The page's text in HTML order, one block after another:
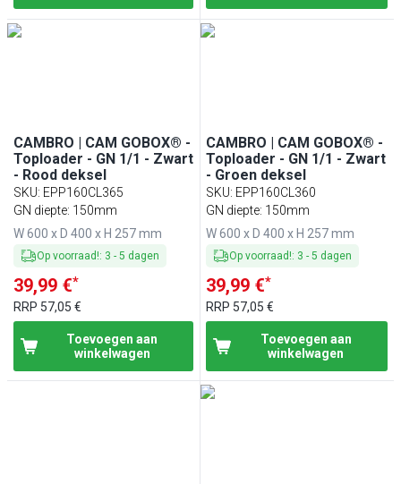
CAMBRO | CAM GOBOX® -
Toploader - GN 1/1 - Zwart
- Rood deksel
SKU: EPP160CL365
GN diepte: 150mm
W 600 x D 400 x H 257 mm
Op voorraad!: 3 - 5 dagen
39,99 €*
RRP 57,05 €
Toevoegen aan
winkelwagen
CAMBRO | CAM GOBOX® -
Toploader - GN 1/1 - Zwart
- Groen deksel
SKU: EPP160CL360
GN diepte: 150mm
W 600 x D 400 x H 257 mm
Op voorraad!: 3 -5 dagen
39,99 €*
RRP 57,05 €
Toevoegen aan
winkelwagen